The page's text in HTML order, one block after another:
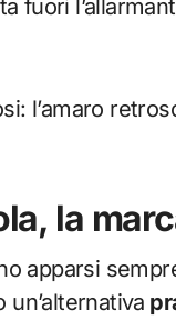
fuori
l’amaro
la
apparsi
un’alternativa